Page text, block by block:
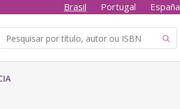
Brasil Portugal España